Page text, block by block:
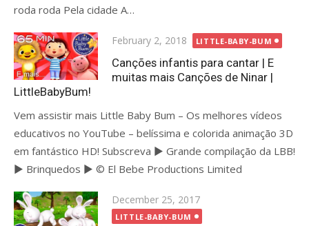
roda roda Pela cidade A…
Posted
on
February 2, 2018 LITTLE-BABY-BUM
Canções infantis para cantar | E
muitas mais Canções de Ninar |
LittleBabyBum!
Vem assistir mais Little Baby Bum – Os melhores vídeos
educativos no YouTube – belíssima e colorida animação 3D
em fantástico HD! Subscreva ► Grande compilação da LBB!
► Brinquedos ► © El Bebe Productions Limited
Posted
on
December 25, 2017
LITTLE-BABY-BUM